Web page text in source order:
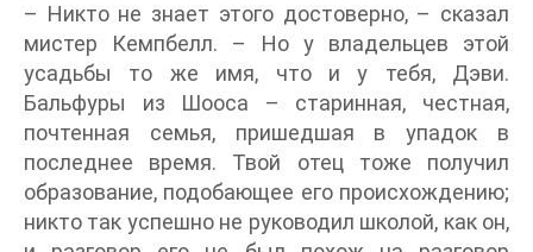
– Никто не знает этого достоверно, – сказал
мистер Кемпбелл. – Но у владельцев этой
усадьбы то же имя, что и у тебя, Дэви.
Бальфуры из Шооса – старинная, честная,
почтенная семья, пришедшая в упадок в
последнее время. Твой отец тоже получил
образование, подобающее его происхождению;
никто так успешно не руководил школой, как он,